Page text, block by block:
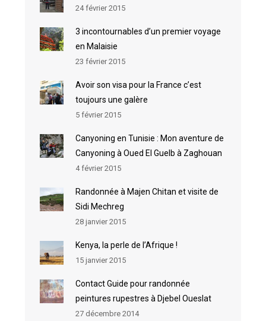
24 février 2015
3 incontournables d’un premier voyage
en Malaisie
23 février 2015
Avoir son visa pour la France c’est
toujours une galère
5 février 2015
Canyoning en Tunisie : Mon aventure de
Canyoning à Oued El Guelb à Zaghouan
4 février 2015
Randonnée à Majen Chitan et visite de
Sidi Mechreg
28 janvier 2015
Kenya, la perle de l’Afrique !
15 janvier 2015
Contact Guide pour randonnée
peintures rupestres à Djebel Oueslat
27 décembre 2014